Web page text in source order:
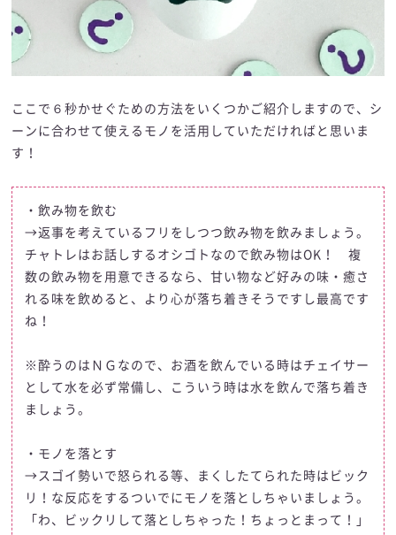
ここで６秒かせぐための方法をいくつかご紹介しますので、シ
ーンに合わせて使えるモノを活用していただければと思いま
す！
・飲み物を飲む
→返事を考えているフリをしつつ飲み物を飲みましょう。
チャトレはお話しするオシゴトなので飲み物はOK！ 複
数の飲み物を用意できるなら、甘い物など好みの味・癒さ
れる味を飲めると、より心が落ち着きそうですし最高です
ね！
※酔うのはＮＧなので、お酒を飲んでいる時はチェイサー
として水を必ず常備し、こういう時は水を飲んで落ち着き
ましょう。
・モノを落とす
→スゴイ勢いで怒られる等、まくしたてられた時はビック
リ！な反応をするついでにモノを落としちゃいましょう。
「わ、ビックリして落としちゃった！ちょっとまって！」